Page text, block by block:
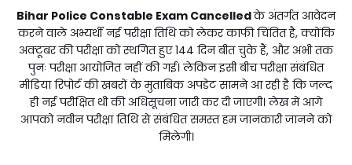
Bihar Police Constable Exam Cancelledके अंतर्गत आवेदन
करने वाले अभ्यर्थी नई परीक्षा तिथि को लेकर काफी चिंतित है, क्योंकि
अक्टूबर की परीक्षा को स्थगित हुए 144 दिन बीत चुके हैं, और अभी तक
पुनः परीक्षा आयोजित नहीं की गई। लेकिन इसी बीच परीक्षा संबंधित
मीडिया रिपोर्ट की खबरों के मुताबिक अपडेट सामने आ रही है कि जल्द
ही नई परीक्षित थी की अधिसूचना जारी कर दी जाएगी। लेख में आगे
आपको नवीन परीक्षा तिथि से संबंधित समस्त हम जानकारी जानने को
मिलेगी।